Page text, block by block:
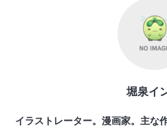
堀泉イ
イラストレーター。漫画家。主な